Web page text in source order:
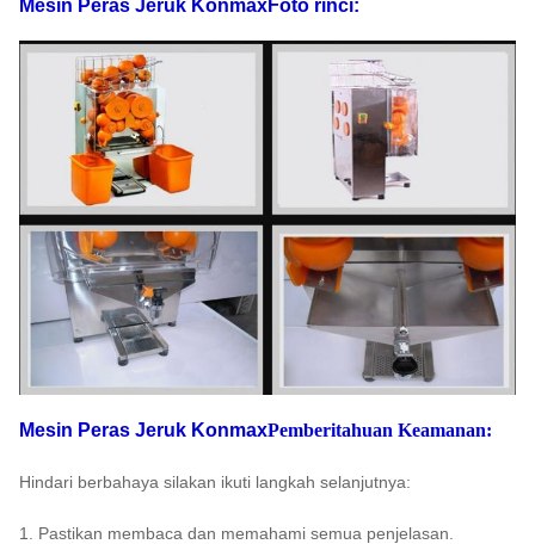
Ukuran
410*310*780MM Sertifikat
Persetujuan
Standar
Listrik
110V-220V, 50-
60HZ
Kekuasaan
GW 48kg NW 42kg
40'
pemuatan
HQ
290 PCS
FOB
Shanghai
USD
120PCS Jaminan 1 tahun
Mesin Peras Jeruk KonmaxFoto rinci:
Mesin Peras Jeruk KonmaxPemberitahuan Keamanan:
Hindari berbahaya silakan ikuti langkah selanjutnya:
1. Pastikan membaca dan memahami semua penjelasan.